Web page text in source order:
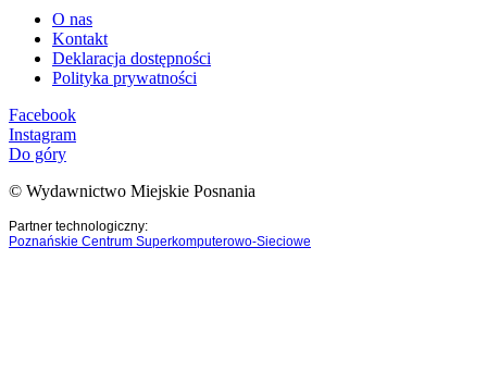
O nas
Kontakt
Deklaracja dostępności
Polityka prywatności
Facebook
Instagram
Do góry
© Wydawnictwo Miejskie Posnania
Partner technologiczny:
Poznańskie Centrum Superkomputerowo-Sieciowe